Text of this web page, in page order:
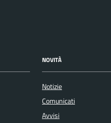
NOVITÀ
Notizie
Comunicati
Avvisi